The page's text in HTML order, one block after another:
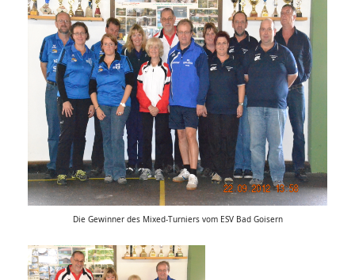
Die Gewinner des Mixed-Turniers vom ESV Bad Goisern